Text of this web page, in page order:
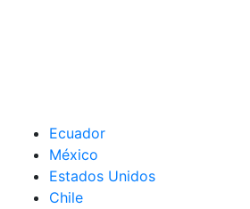
Ecuador
México
Estados Unidos
Chile